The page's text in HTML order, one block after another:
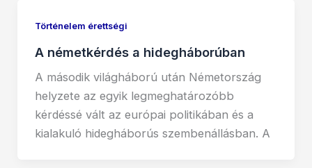
Történelem érettségi
A németkérdés a hidegháborúban
A második világháború után Németország
helyzete az egyik legmeghatározóbb
kérdéssé vált az európai politikában és a
kialakuló hidegháborús szembenállásban. A